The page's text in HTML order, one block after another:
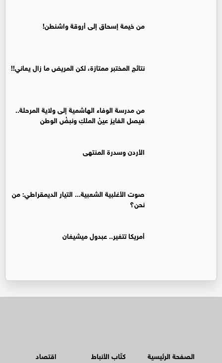
من خيمة إسحاق إلى أروقة واشنطن!
نتائج المختبر ممتازة، لكن المريض ما زال يعاني!!
من مدرسة الوفاء الهاشمية إلى ولاية المرحلة..
فيصل الفايز عينُ الملكِ ونبضُ الوطن
الأردن وسدرة المنتهى
صوت الأغلبية الشعبية... التيار الديمقراطي: من
نحن؟
أمريكا تتغير.. عبدول ميشيغان
الصفحة الرئيسية
كتّاب الأنباط
اقتصاد